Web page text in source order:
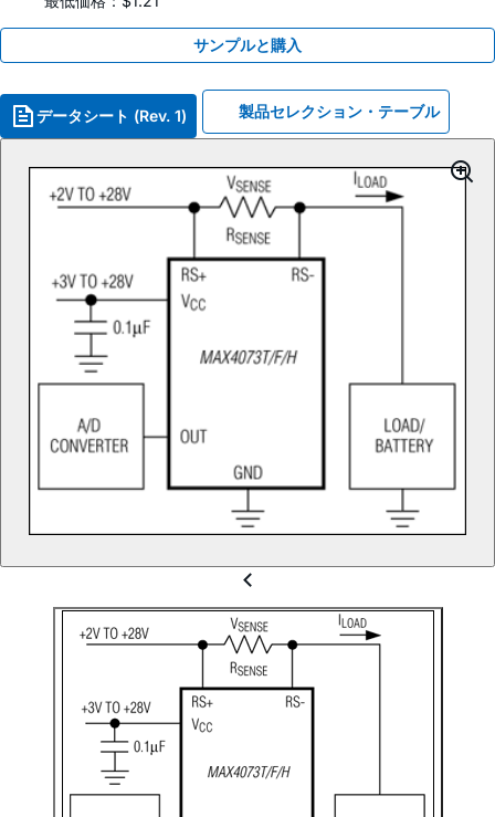
サンプルと購入
データシート (Rev. 1) 製品セレクション・テーブル